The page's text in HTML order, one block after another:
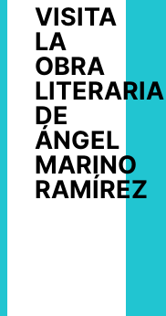
VISITA
LA
OBRA
LITERARIA
DE
ÁNGEL
MARINO
RAMÍREZ